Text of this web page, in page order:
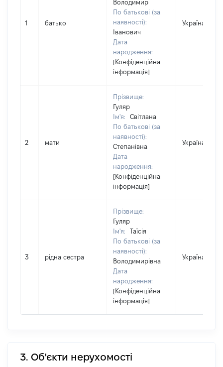
1 батько
Володимир
По батькові (за
наявності):
Іванович
Дата
народження:
[Конфіденційна
інформація]
Україна
2 мати
Прізвище:
Гуляр
Ім'я:
Світлана
По батькові (за
наявності):
Степанівна
Дата
народження:
[Конфіденційна
інформація]
Україна
3 рідна сестра
Прізвище:
Гуляр
Ім'я:
Таїсія
По батькові (за
наявності):
Володимирівна
Дата
народження:
[Конфіденційна
інформація]
Україна
3. Об'єкти нерухомості